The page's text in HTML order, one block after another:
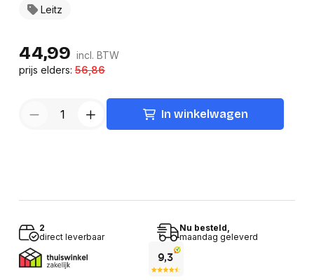
Leitz
44,99 incl. BTW
prijs elders:56,86
In winkelwagen
2
direct leverbaar
Nu besteld,
maandag geleverd